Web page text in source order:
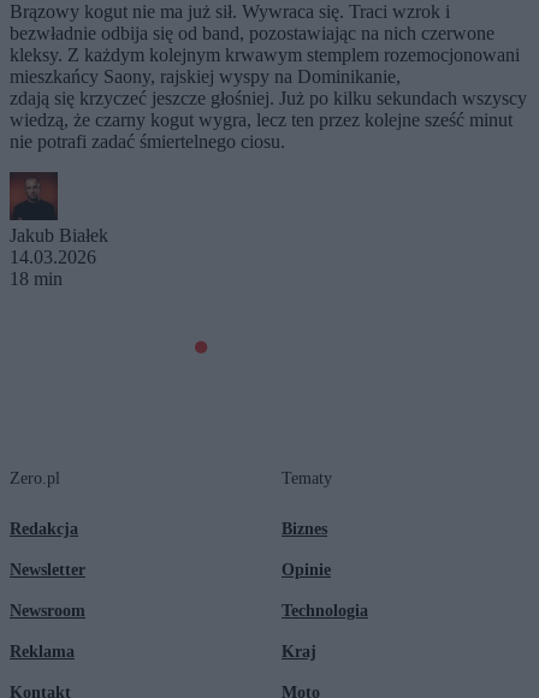
Brązowy kogut nie ma już sił. Wywraca się. Traci wzrok i
bezwładnie odbija się od band, pozostawiając na nich czerwone
kleksy. Z każdym kolejnym krwawym stemplem rozemocjonowani
mieszkańcy Saony, rajskiej wyspy na Dominikanie,
zdają się krzyczeć jeszcze głośniej. Już po kilku sekundach wszyscy
wiedzą, że czarny kogut wygra, lecz ten przez kolejne sześć minut
nie potrafi zadać śmiertelnego ciosu.
Jakub Białek
14.03.2026
18 min
Zero.pl
Redakcja
Newsletter
Newsroom
Reklama
Kontakt
Tematy
Biznes
Opinie
Technologia
Kraj
Moto